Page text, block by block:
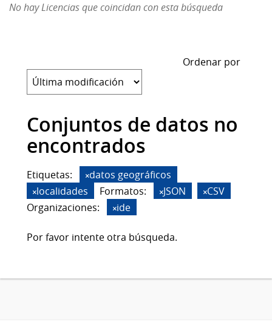
No hay Licencias que coincidan con esta búsqueda
Ordenar por
Conjuntos de datos no
encontrados
Etiquetas:
datos geográficos
localidades
Formatos: JSON
CSV
Organizaciones:
ide
Por favor intente otra búsqueda.